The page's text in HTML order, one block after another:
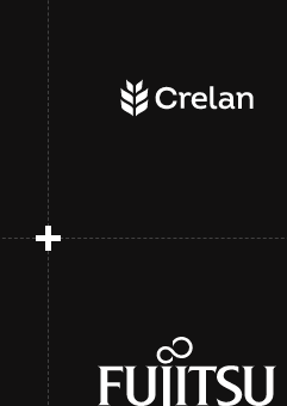
A new, digital and award-
winning platform